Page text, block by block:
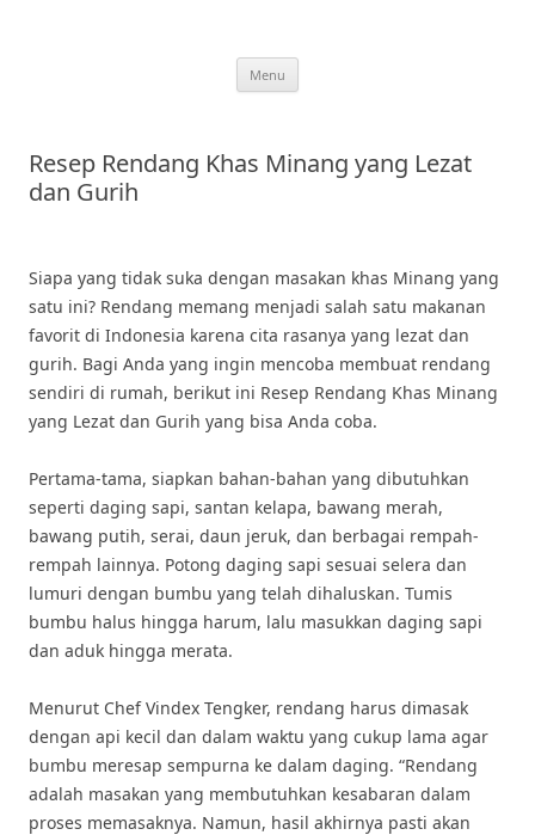
Menu
Resep Rendang Khas Minang yang Lezat
dan Gurih
Siapa yang tidak suka dengan masakan khas Minang yang
satu ini? Rendang memang menjadi salah satu makanan
favorit di Indonesia karena cita rasanya yang lezat dan
gurih. Bagi Anda yang ingin mencoba membuat rendang
sendiri di rumah, berikut ini Resep Rendang Khas Minang
yang Lezat dan Gurih yang bisa Anda coba.
Pertama-tama, siapkan bahan-bahan yang dibutuhkan
seperti daging sapi, santan kelapa, bawang merah,
bawang putih, serai, daun jeruk, dan berbagai rempah-
rempah lainnya. Potong daging sapi sesuai selera dan
lumuri dengan bumbu yang telah dihaluskan. Tumis
bumbu halus hingga harum, lalu masukkan daging sapi
dan aduk hingga merata.
Menurut Chef Vindex Tengker, rendang harus dimasak
dengan api kecil dan dalam waktu yang cukup lama agar
bumbu meresap sempurna ke dalam daging. “Rendang
adalah masakan yang membutuhkan kesabaran dalam
proses memasaknya. Namun, hasil akhirnya pasti akan